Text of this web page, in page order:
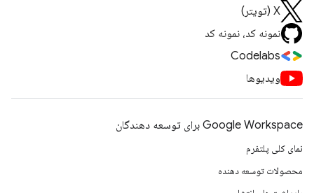
X (تویتر)
نمونه کد، نمونه کد
Codelabs
ویدیوها
Google Workspace برای توسعه دهندگان
نمای کلی پلتفرم
محصولات توسعه دهنده